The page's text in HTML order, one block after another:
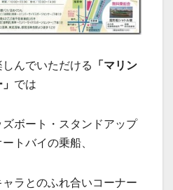
んでいただける 「マリン
では
ボート・スタンドアップ
トバイの乗船、
ラとのふれ合いコーナー